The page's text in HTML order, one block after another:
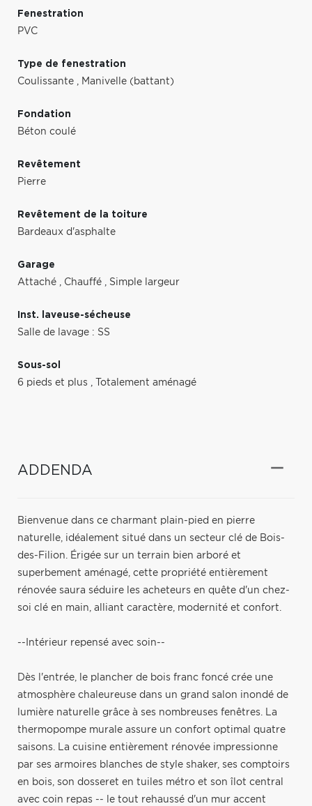
Fenestration
PVC
Type de fenestration
Coulissante , Manivelle (battant)
Fondation
Béton coulé
Revêtement
Pierre
Revêtement de la toiture
Bardeaux d'asphalte
Garage
Attaché , Chauffé , Simple largeur
Inst. laveuse-sécheuse
Salle de lavage : SS
Sous-sol
6 pieds et plus , Totalement aménagé
ADDENDA
Bienvenue dans ce charmant plain-pied en pierre
naturelle, idéalement situé dans un secteur clé de Bois-
des-Filion. Érigée sur un terrain bien arboré et
superbement aménagé, cette propriété entièrement
rénovée saura séduire les acheteurs en quête d'un chez-
soi clé en main, alliant caractère, modernité et confort.
--Intérieur repensé avec soin--
Dès l'entrée, le plancher de bois franc foncé crée une
atmosphère chaleureuse dans un grand salon inondé de
lumière naturelle grâce à ses nombreuses fenêtres. La
thermopompe murale assure un confort optimal quatre
saisons. La cuisine entièrement rénovée impressionne
par ses armoires blanches de style shaker, ses comptoirs
en bois, son dosseret en tuiles métro et son îlot central
avec coin repas -- le tout rehaussé d'un mur accent